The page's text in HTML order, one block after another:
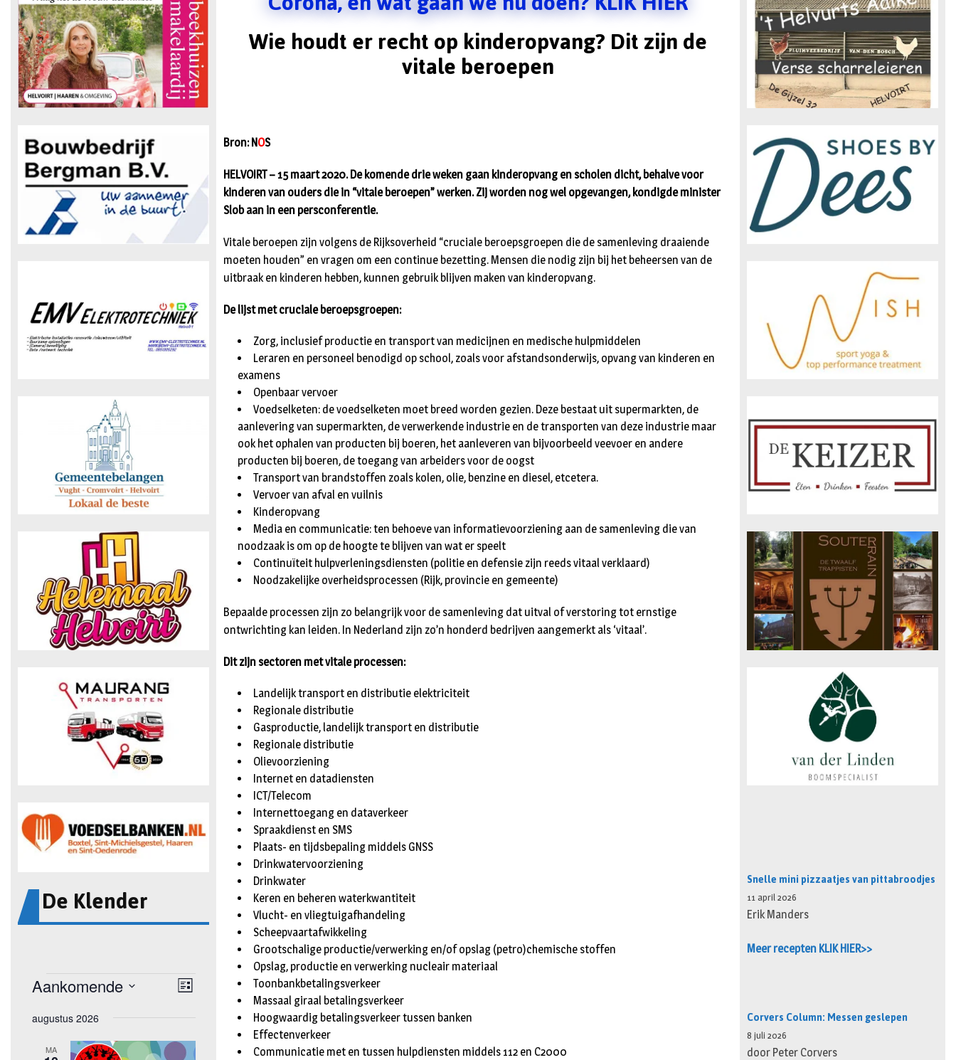
De Klender
Wie houdt er recht op kinderopvang? Dit zijn de
vitale beroepen
Bron: NOS
HELVOIRT – 15 maart 2020. De komende drie weken gaan kinderopvang en scholen dicht, behalve voor
kinderen van ouders die in “vitale beroepen” werken. Zij worden nog wel opgevangen, kondigde minister
Slob aan in een persconferentie.
Vitale beroepen zijn volgens de Rijksoverheid “cruciale beroepsgroepen die de samenleving draaiende
moeten houden” en vragen om een continue bezetting. Mensen die nodig zijn bij het beheersen van de
uitbraak en kinderen hebben, kunnen gebruik blijven maken van kinderopvang.
De lijst met cruciale beroepsgroepen:
Zorg, inclusief productie en transport van medicijnen en medische hulpmiddelen
Leraren en personeel benodigd op school, zoals voor afstandsonderwijs, opvang van kinderen en
examens
Openbaar vervoer
Voedselketen: de voedselketen moet breed worden gezien. Deze bestaat uit supermarkten, de
aanlevering van supermarkten, de verwerkende industrie en de transporten van deze industrie maar
ook het ophalen van producten bij boeren, het aanleveren van bijvoorbeeld veevoer en andere
producten bij boeren, de toegang van arbeiders voor de oogst
Transport van brandstoffen zoals kolen, olie, benzine en diesel, etcetera.
Vervoer van afval en vuilnis
Kinderopvang
Media en communicatie: ten behoeve van informatievoorziening aan de samenleving die van
noodzaak is om op de hoogte te blijven van wat er speelt
Continuïteit hulpverleningsdiensten (politie en defensie zijn reeds vitaal verklaard)
Noodzakelijke overheidsprocessen (Rijk, provincie en gemeente)
Bepaalde processen zijn zo belangrijk voor de samenleving dat uitval of verstoring tot ernstige
ontwrichting kan leiden. In Nederland zijn zo’n honderd bedrijven aangemerkt als ‘vitaal’.
Dit zijn sectoren met vitale processen:
Landelijk transport en distributie elektriciteit
Regionale distributie
Gasproductie, landelijk transport en distributie
Regionale distributie
Olievoorziening
Internet en datadiensten
ICT/Telecom
Internettoegang en dataverkeer
Spraakdienst en SMS
Plaats- en tijdsbepaling middels GNSS
Drinkwatervoorziening
Drinkwater
Keren en beheren waterkwantiteit
Vlucht- en vliegtuigafhandeling
Scheepvaartafwikkeling
Grootschalige productie/verwerking en/of opslag (petro)chemische stoffen
Opslag, productie en verwerking nucleair materiaal
Toonbankbetalingsverkeer
Massaal giraal betalingsverkeer
Hoogwaardig betalingsverkeer tussen banken
Effectenverkeer
Communicatie met en tussen hulpdiensten middels 112 en C2000
Snelle mini pizzaatjes van pittabroodjes
11 april 2026
Erik Manders
Meer recepten KLIK HIER>>
Corvers Column: Messen geslepen
8 juli 2026
door Peter Corvers
n